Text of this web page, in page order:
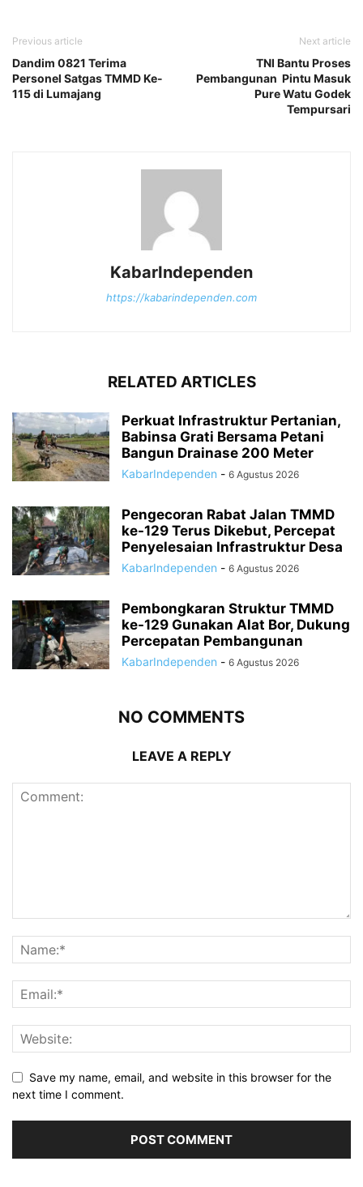
Previous article
Dandim 0821 Terima
Personel Satgas TMMD Ke-
115 di Lumajang
Next article
TNI Bantu Proses
Pembangunan Pintu Masuk
Pure Watu Godek
Tempursari
KabarIndependen
https://kabarindependen.com
RELATED ARTICLES
Perkuat Infrastruktur Pertanian,
Babinsa Grati Bersama Petani
Bangun Drainase 200 Meter
KabarIndependen - 6 Agustus 2026
Pengecoran Rabat Jalan TMMD
ke-129 Terus Dikebut, Percepat
Penyelesaian Infrastruktur Desa
KabarIndependen - 6 Agustus 2026
Pembongkaran Struktur TMMD
ke-129 Gunakan Alat Bor, Dukung
Percepatan Pembangunan
KabarIndependen - 6 Agustus 2026
NO COMMENTS
LEAVE A REPLY
Save my name, email, and website in this browser for the
next time I comment.